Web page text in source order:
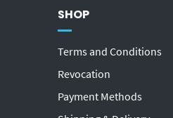
SHOP
Terms and Conditions
Revocation
Payment Methods